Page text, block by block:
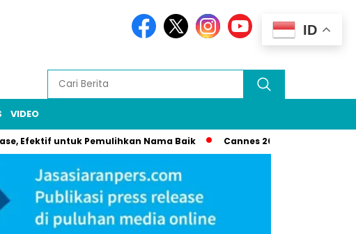
VIDEO
untuk Pemulihkan Nama Baik Cannes 2025: Syahrini Disorot
ID